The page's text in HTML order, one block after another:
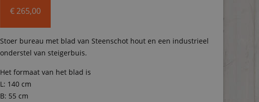
€265,00
Stoer bureau met blad van Steenschot hout en een industrieel
onderstel van steigerbuis.
Het formaat van het blad is
L: 140 cm
B: 55 cm